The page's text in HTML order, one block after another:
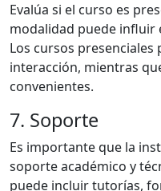
Evalúa si el curso es
modalidad puede influir
Los cursos
interacción, mientras
convenientes.
7. Soporte
Es importante que la
soporte académico y
puede incluir tutorías,